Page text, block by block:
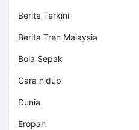
Berita Terkini
Berita Tren Malaysia
Bola Sepak
Cara hidup
Dunia
Eropah